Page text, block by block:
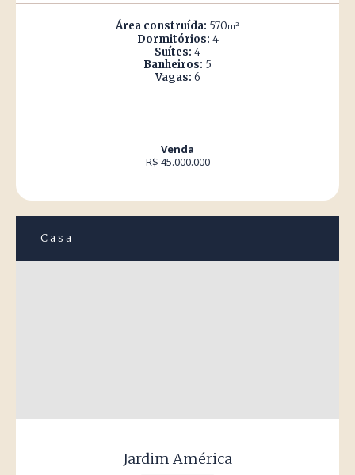
Área construída: 570m²
Dormitórios: 4
Suítes: 4
Banheiros: 5
Vagas: 6
Venda
R$ 45.000.000
Casa
Jardim América